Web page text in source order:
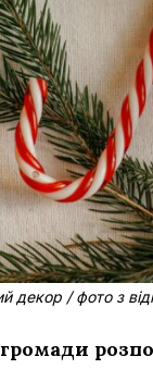
декор / фото з